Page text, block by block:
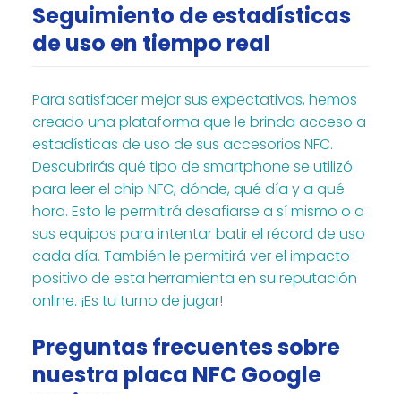
Seguimiento de estadísticas
de uso en tiempo real
Para satisfacer mejor sus expectativas, hemos
creado una plataforma que le brinda acceso a
estadísticas de uso de sus accesorios NFC.
Descubrirás qué tipo de smartphone se utilizó
para leer el chip NFC, dónde, qué día y a qué
hora. Esto le permitirá desafiarse a sí mismo o a
sus equipos para intentar batir el récord de uso
cada día. También le permitirá ver el impacto
positivo de esta herramienta en su reputación
online. ¡Es tu turno de jugar!
Preguntas frecuentes sobre
nuestra placa NFC Google